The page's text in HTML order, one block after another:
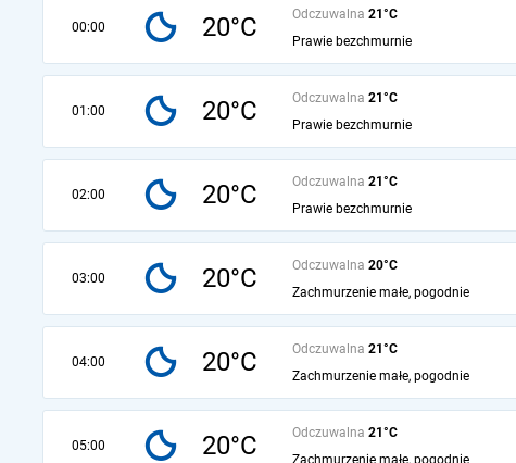
00:00 20°C Odczuwalna 21°C
Prawie bezchmurnie
01:00 20°C Odczuwalna 21°C
Prawie bezchmurnie
02:00 20°C Odczuwalna 21°C
Prawie bezchmurnie
03:00 20°C Odczuwalna 20°C
Zachmurzenie małe, pogodnie
04:00 20°C Odczuwalna 21°C
Zachmurzenie małe, pogodnie
05:00 20°C Odczuwalna 21°C
Zachmurzenie małe, pogodnie